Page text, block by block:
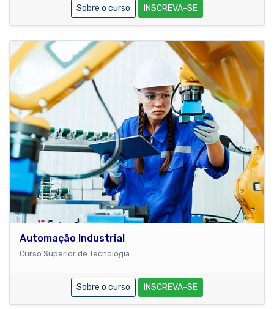
Sobre o curso INSCREVA-SE
Automação Industrial
Curso Superior de Tecnologia
Sobre o curso INSCREVA-SE